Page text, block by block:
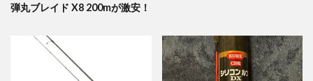
弾丸ブレイド X8 200mが激安！